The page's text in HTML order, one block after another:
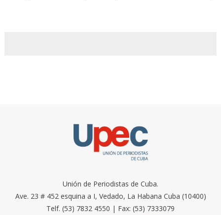
Unión de Periodistas de Cuba.
Ave. 23 # 452 esquina a I, Vedado, La Habana Cuba (10400)
Telf. (53) 7832 4550 | Fax: (53) 7333079